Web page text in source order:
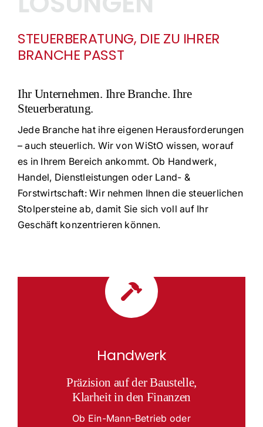
FAQ
STEUERBERATUNG, DIE ZU IHRER
BRANCHE PASST
Ihr Unternehmen. Ihre Branche. Ihre
Steuerberatung.
Jede Branche hat ihre eigenen Herausforderungen
– auch steuerlich. Wir von WiStO wissen, worauf
es in Ihrem Bereich ankommt. Ob Handwerk,
Handel, Dienstleistungen oder Land- &
Forstwirtschaft: Wir nehmen Ihnen die steuerlichen
Stolpersteine ab, damit Sie sich voll auf Ihr
Geschäft konzentrieren können.
Handwerk
Präzision auf der Baustelle,
Klarheit in den Finanzen
Ob Ein-Mann-Betrieb oder